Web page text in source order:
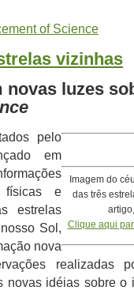
of Science
vizinhas
novas luzes
Imagem do
das três
Clique aqui
pelo
em
físicas e
estrelas
Sol,
nova
realizadas
novas idéias sobre o